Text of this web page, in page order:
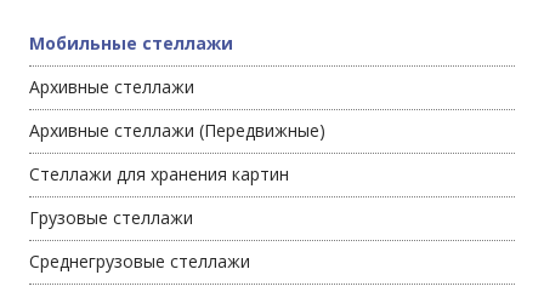
Мобильные стеллажи
Архивные стеллажи
Архивные стеллажи (Передвижные)
Стеллажи для хранения картин
Грузовые стеллажи
Среднегрузовые стеллажи